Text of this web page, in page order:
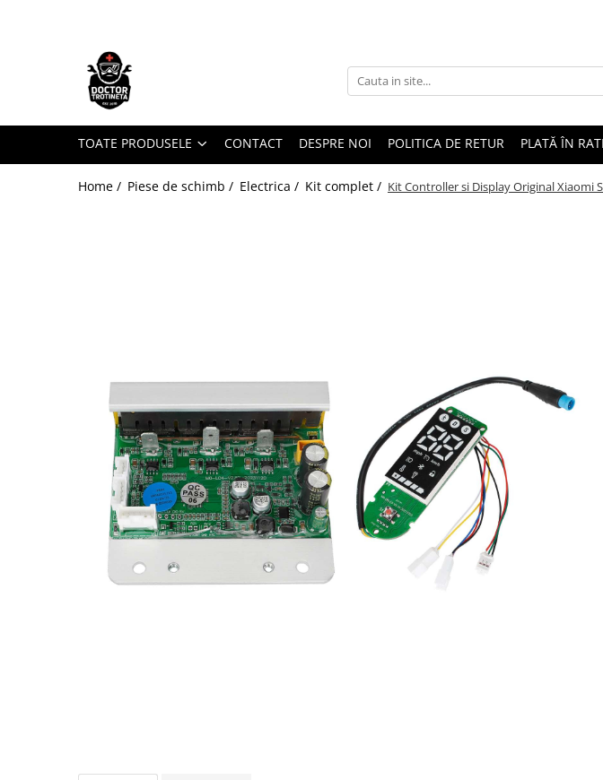
Toate Produsele
Piese de schimb
https://www.doctortrotineta.ro/electrica
Acceleratie
Contact cu cheie
https://www.doctortrotineta.ro/frane
Manete de frana
https://www.doctortrotineta.ro/lumini
TOATE PRODUSELE CONTACT DESPRE NOI POLITICA DE RETUR PLATĂ ÎN
Home / Piese de schimb / Electrica / Kit complet / Kit Controller si Display Original Xiaomi